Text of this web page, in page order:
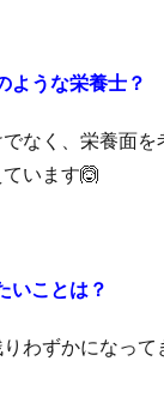
ような栄養士？
なく、栄養面
います🙆
いことは？
わずかになって